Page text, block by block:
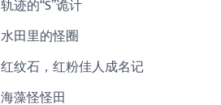
轨迹的“S”诡计
水田里的怪圈
红纹石，红粉佳人成名记
海藻怪怪田